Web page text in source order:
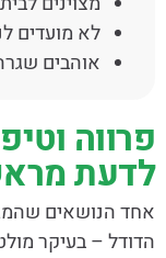
לא מועדים
אוהבים
פרווה
לדעת
אחד הנושאים
הדודל – בעיקר